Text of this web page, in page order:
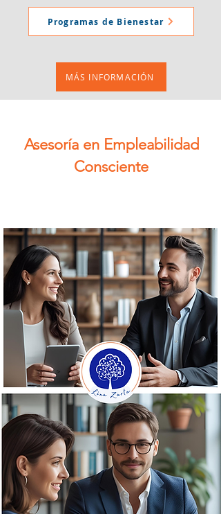
Programas de Bienestar
MÁS INFORMACIÓN
Asesoría en Empleabilidad
Consciente